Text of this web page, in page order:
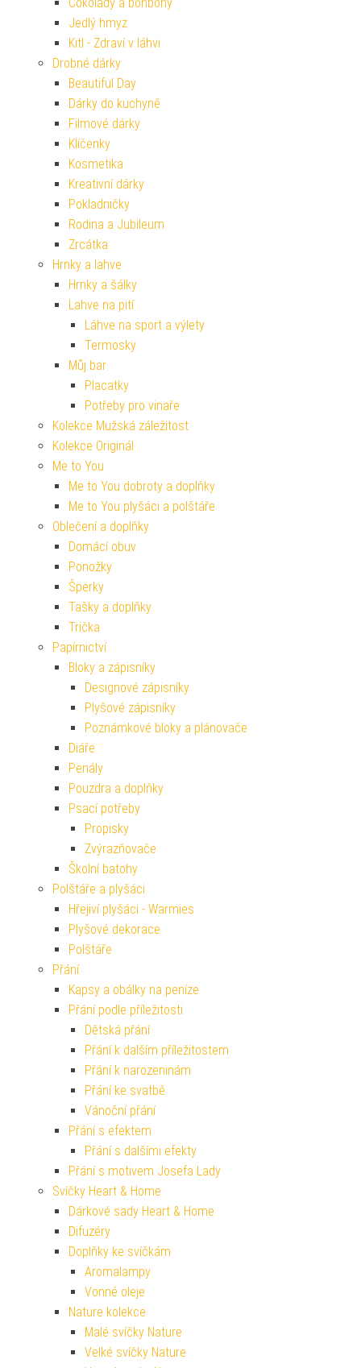
Jedlý hmyz
Kitl - Zdraví v láhvi
Drobné dárky
Beautiful Day
Dárky do kuchyně
Filmové dárky
Klíčenky
Kosmetika
Kreativní dárky
Pokladničky
Rodina a Jubileum
Zrcátka
Hrnky a lahve
Hrnky a šálky
Lahve na pití
Láhve na sport a výlety
Termosky
Můj bar
Placatky
Potřeby pro vinaře
Kolekce Mužská záležitost
Kolekce Originál
Me to You
Me to You dobroty a doplňky
Me to You plyšáci a polštáře
Oblečení a doplňky
Domácí obuv
Ponožky
Šperky
Tašky a doplňky
Trička
Papírnictví
Bloky a zápisníky
Designové zápisníky
Plyšové zápisníky
Poznámkové bloky a plánovače
Diáře
Penály
Pouzdra a doplňky
Psací potřeby
Propisky
Zvýrazňovače
Školní batohy
Polštáře a plyšáci
Hřejiví plyšáci - Warmies
Plyšové dekorace
Polštáře
Přání
Kapsy a obálky na peníze
Přání podle příležitosti
Dětská přání
Přání k dalším příležitostem
Přání k narozeninám
Přání ke svatbě
Vánoční přání
Přání s efektem
Přání s dalšími efekty
Přání s motivem Josefa Lady
Svíčky Heart & Home
Dárkové sady Heart & Home
Difuzéry
Doplňky ke svíčkám
Aromalampy
Vonné oleje
Nature kolekce
Malé svíčky Nature
Velké svíčky Nature